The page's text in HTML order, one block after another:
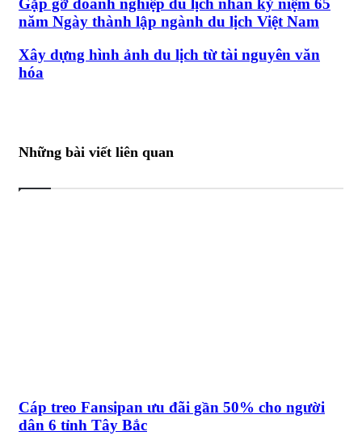
Gặp gỡ doanh nghiệp du lịch nhân kỷ niệm 65
năm Ngày thành lập ngành du lịch Việt Nam
Xây dựng hình ảnh du lịch từ tài nguyên văn
hóa
Những bài viết liên quan
Cáp treo Fansipan ưu đãi gần 50% cho người
dân 6 tỉnh Tây Bắc